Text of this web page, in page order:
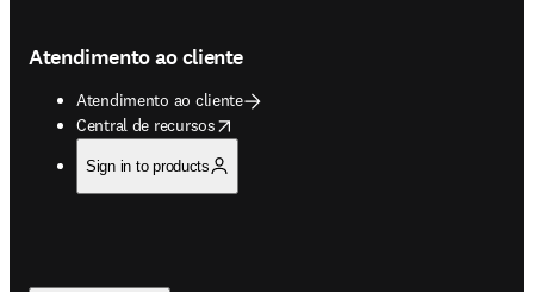
Atendimento ao cliente
Atendimento ao cliente
Central de recursos
opens in new tab/window
Sign in to products